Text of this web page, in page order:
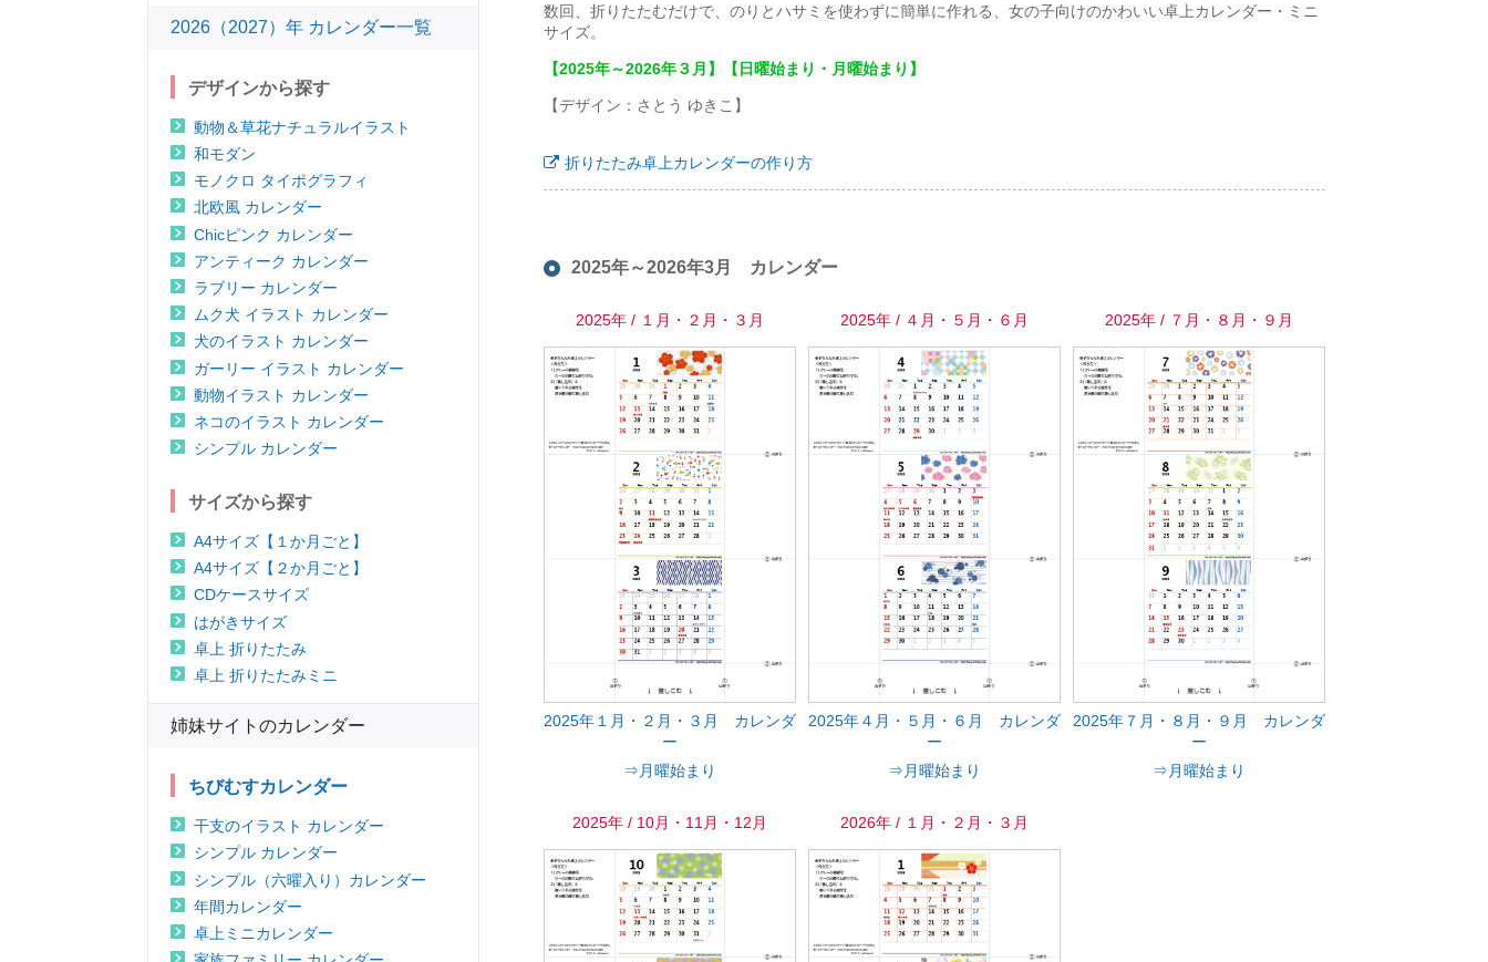
数回、折りたたむだけで、のりとハサミを使わずに簡単に作れる、女の子向けのかわいい卓上カレンダー・ミニ
サイズ。
【2025年～2026年３月】【日曜始まり・月曜始まり】
【デザイン：さとう ゆきこ】
折りたたみ卓上カレンダーの作り方
2025年～2026年3月 カレンダー
2025年 / １月・２月・３月
2025年１月・２月・３月 カレンダ
ー
⇒月曜始まり
2025年 / ４月・５月・６月
2025年４月・５月・６月 カレンダ
ー
⇒月曜始まり
2025年 / ７月・８月・９月
2025年７月・８月・９月 カレンダ
ー
⇒月曜始まり
2025年 / 10月・11月・12月 2026年 / １月・２月・３月
2026（2027）年 カレンダー一覧
デザインから探す
動物＆草花ナチュラルイラスト
和モダン
モノクロ タイポグラフィ
北欧風 カレンダー
Chicピンク カレンダー
アンティーク カレンダー
ラブリー カレンダー
ムク犬 イラスト カレンダー
犬のイラスト カレンダー
ガーリー イラスト カレンダー
動物イラスト カレンダー
ネコのイラスト カレンダー
シンプル カレンダー
サイズから探す
A4サイズ【１か月ごと】
A4サイズ【２か月ごと】
CDケースサイズ
はがきサイズ
卓上 折りたたみ
卓上 折りたたみミニ
姉妹サイトのカレンダー
ちびむすカレンダー
干支のイラスト カレンダー
シンプル カレンダー
シンプル（六曜入り）カレンダー
年間カレンダー
卓上ミニカレンダー